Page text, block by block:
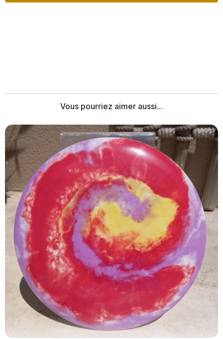
Vous pourriez aimer aussi...